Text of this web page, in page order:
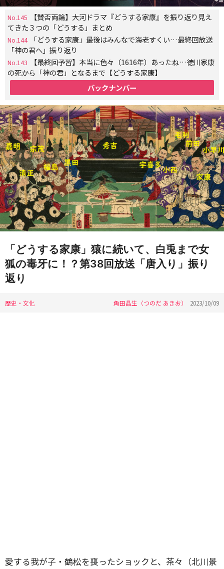
No.145
【賛否両論】大河ドラマ『どうする家康』を振り返り見え
てきた３つの「どうする」まとめ
No.144
「どうする家康」最後はみんなで海老すくい…最終回放送
「神の君へ」振り返り
No.143
【最終回予習】本当に色々（1616年）あったね…徳川家康
の死から「神の君」となるまで【どうする家康】
バックナンバー
「どうする家康」猿に続いて、白兎まで女
狐の毒牙に！？第38回放送「唐入り」振り
返り
歴史・文化 角田晶生（つのだ あきお） 2023/10/09
愛する我が子・鶴松を喪ったショックと、茶々（北川景